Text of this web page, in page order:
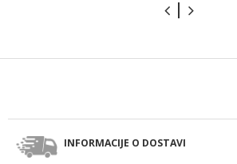
INFORMACIJE O DOSTAVI